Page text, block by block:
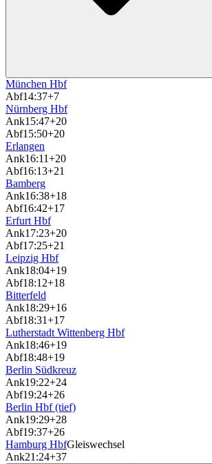
München Hbf
Abf14:37+7
Nürnberg Hbf
Ank15:47+20
Abf15:50+20
Erlangen
Ank16:11+20
Abf16:13+21
Bamberg
Ank16:38+18
Abf16:42+17
Erfurt Hbf
Ank17:23+20
Abf17:25+21
Leipzig Hbf
Ank18:04+19
Abf18:12+18
Bitterfeld
Ank18:29+16
Abf18:31+17
Lutherstadt Wittenberg Hbf
Ank18:46+19
Abf18:48+19
Berlin Südkreuz
Ank19:22+24
Abf19:24+26
Berlin Hbf (tief)
Ank19:29+28
Abf19:37+26
Hamburg HbfGleiswechsel
Ank21:24+37